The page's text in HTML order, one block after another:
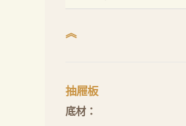
︽
抽屜板
底材：